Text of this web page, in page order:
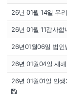
26년 01월 14일 우
26년 01월 11감사합
26년01월06일 법인
26년 01월04일 새
26년 01월01일 인